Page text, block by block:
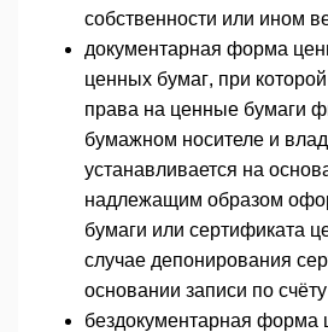
собственности или ином
документарная форма
ценных бумаг, при
права на ценные бумаги
бумажном носителе и
устанавливается на
надлежащим образом
бумаги или сертификата
случае депонирования
основании записи по
бездокументарная форма